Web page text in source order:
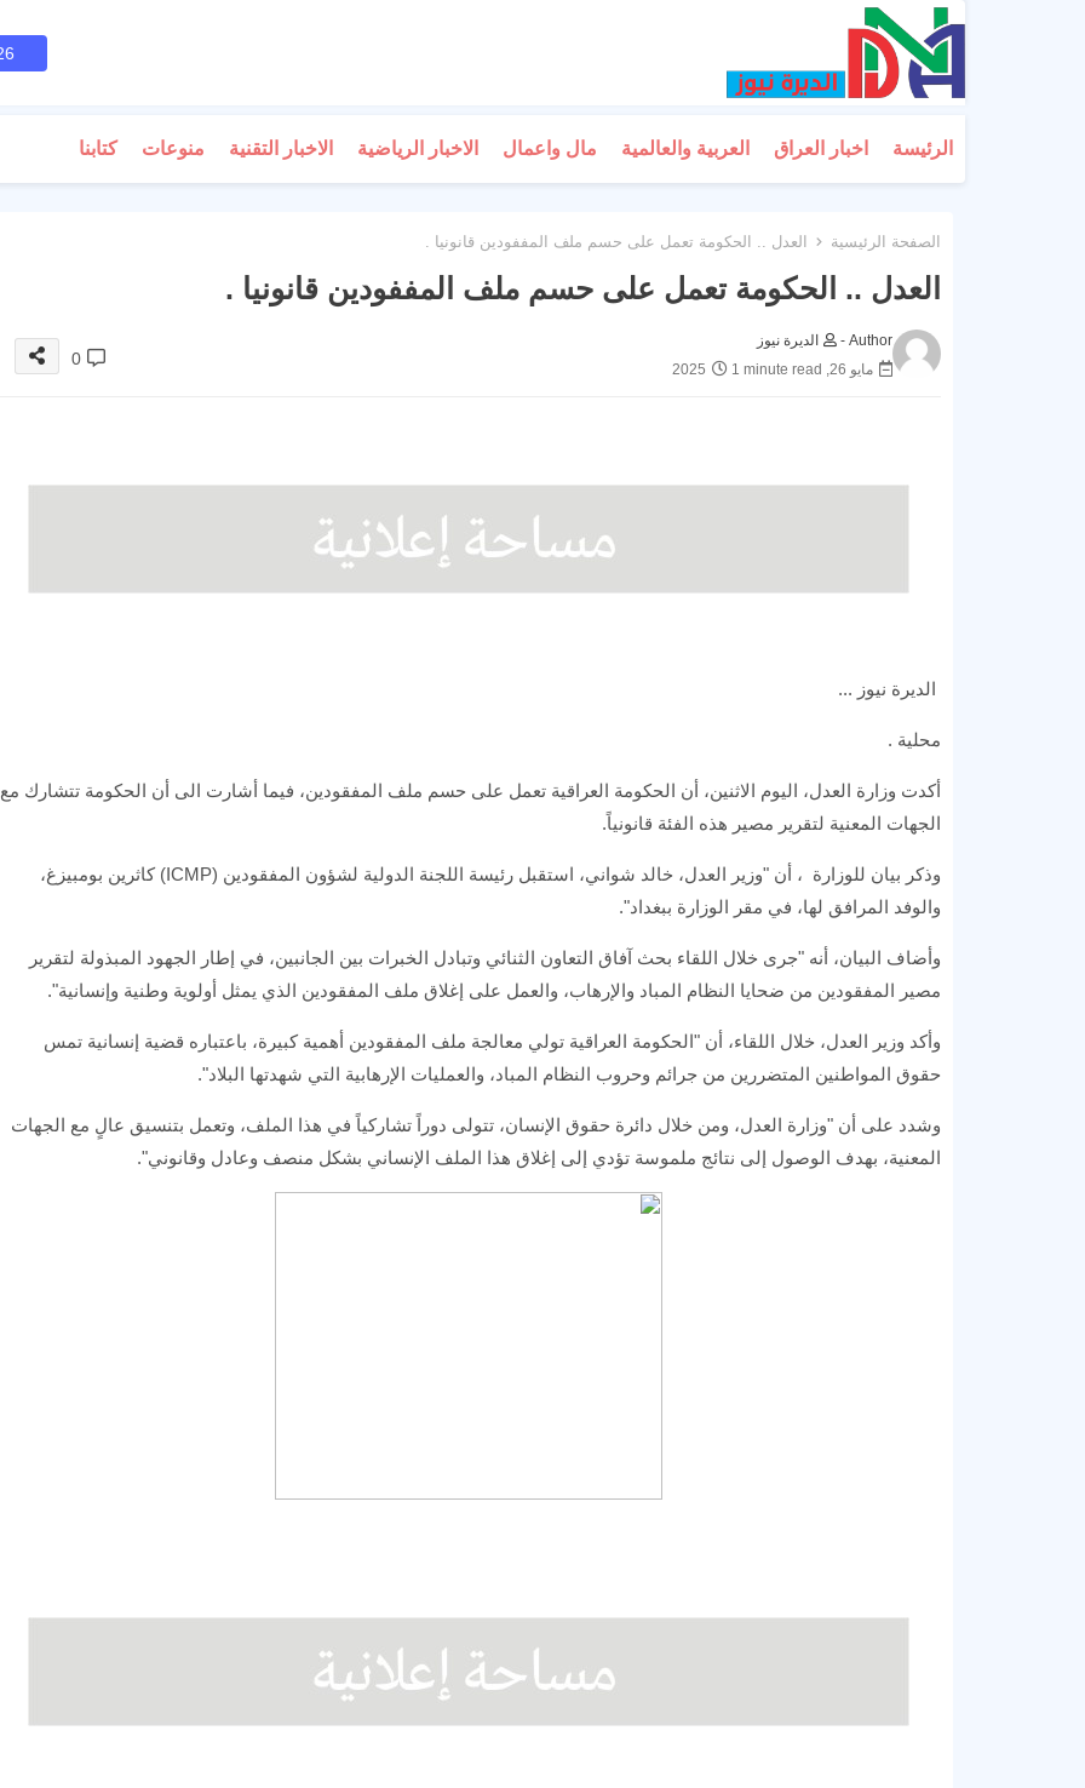
الرئيسة اخبار العراق العربية والعالمية مال واعمال الاخبار الرياضية الاخبار التقنية منوعات كتابنا
الصفحة الرئيسية العدل .. الحكومة تعمل على حسم ملف المففودين قانونيا .
العدل .. الحكومة تعمل على حسم ملف المففودين قانونيا .
Author -
الديرة نيوز
مايو 26, 2025
1 minute read
0
الديرة نيوز ...
محلية .
أكدت وزارة العدل، اليوم الاثنين، أن الحكومة العراقية تعمل على حسم ملف المفقودين، فيما أشارت الى أن الحكومة تتشارك مع
الجهات المعنية لتقرير مصير هذه الفئة قانونياً.
وذكر بيان للوزارة ، أن "وزير العدل، خالد شواني، استقبل رئيسة اللجنة الدولية لشؤون المفقودين (ICMP) كاثرين بومبيزغ،
والوفد المرافق لها، في مقر الوزارة ببغداد".
وأضاف البيان، أنه "جرى خلال اللقاء بحث آفاق التعاون الثنائي وتبادل الخبرات بين الجانبين، في إطار الجهود المبذولة لتقرير
مصير المفقودين من ضحايا النظام المباد والإرهاب، والعمل على إغلاق ملف المفقودين الذي يمثل أولوية وطنية وإنسانية".
وأكد وزير العدل، خلال اللقاء، أن "الحكومة العراقية تولي معالجة ملف المفقودين أهمية كبيرة، باعتباره قضية إنسانية تمس
حقوق المواطنين المتضررين من جرائم وحروب النظام المباد، والعمليات الإرهابية التي شهدتها البلاد".
وشدد على أن "وزارة العدل، ومن خلال دائرة حقوق الإنسان، تتولى دوراً تشاركياً في هذا الملف، وتعمل بتنسيق عالٍ مع الجهات
المعنية، بهدف الوصول إلى نتائج ملموسة تؤدي إلى إغلاق هذا الملف الإنساني بشكل منصف وعادل وقانوني".